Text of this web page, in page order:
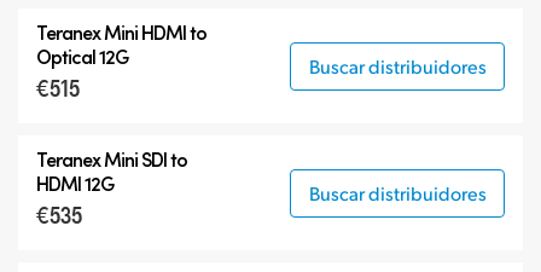
Teranex Mini HDMI to
Optical 12G
€515
Buscar distribuidores
Teranex Mini SDI to
HDMI 12G
€535
Buscar distribuidores